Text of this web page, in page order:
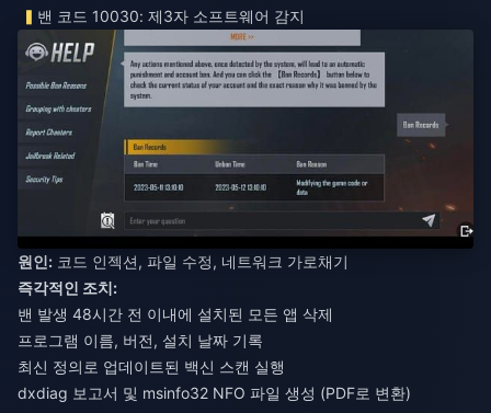
밴 코드 10030: 제3자 소프트웨어 감지
원인: 코드 인젝션, 파일 수정, 네트워크 가로채기
즉각적인 조치:
밴 발생 48시간 전 이내에 설치된 모든 앱 삭제
프로그램 이름, 버전, 설치 날짜 기록
최신 정의로 업데이트된 백신 스캔 실행
dxdiag 보고서 및 msinfo32 NFO 파일 생성 (PDF로 변환)